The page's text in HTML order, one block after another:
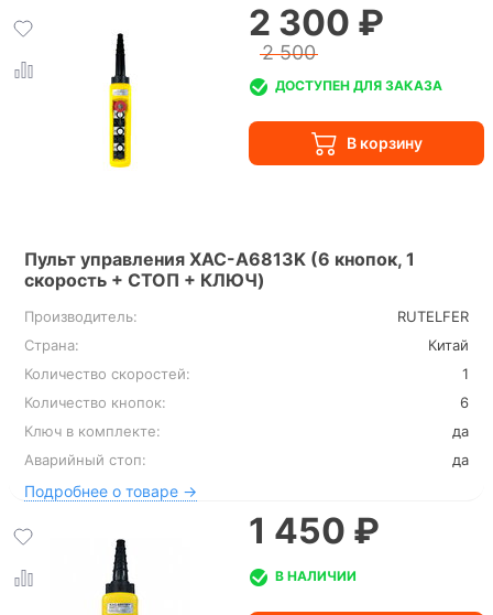
Пульт управления XAC-A6813K (6 кнопок, 1
скорость + СТОП + КЛЮЧ)
Производитель:
RUTELFER
Страна:
Китай
Количество скоростей:
1
Количество кнопок:
6
Ключ в комплекте:
да
Аварийный стоп:
да
Подробнее о товаре →
2 300 ₽
2 500
ДОСТУПЕН ДЛЯ ЗАКАЗА
1 450 ₽
В НАЛИЧИИ